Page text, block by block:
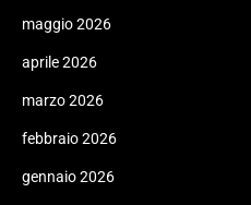
maggio 2026
aprile 2026
marzo 2026
febbraio 2026
gennaio 2026